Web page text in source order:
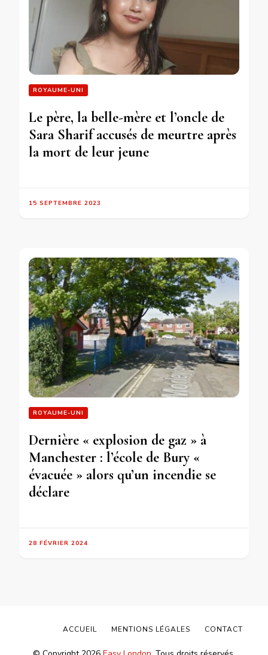
ROYAUME-UNI
Le père, la belle-mère et l’oncle de
Sara Sharif accusés de meurtre après
la mort de leur jeune
15 SEPTEMBRE 2023
ROYAUME-UNI
Dernière « explosion de gaz » à
Manchester : l’école de Bury «
évacuée » alors qu’un incendie se
déclare
28 FÉVRIER 2024
ACCUEIL MENTIONS LÉGALES CONTACT